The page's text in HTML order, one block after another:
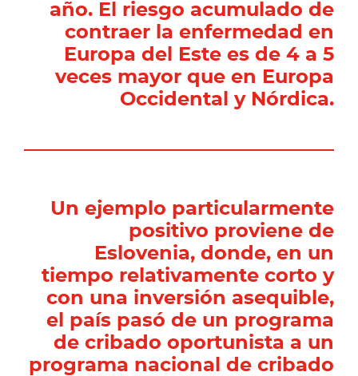
año. El riesgo acumulado de
contraer la enfermedad en
Europa del Este es de 4 a 5
veces mayor que en Europa
Occidental y Nórdica.
Un ejemplo particularmente
positivo proviene de
Eslovenia, donde, en un
tiempo relativamente corto y
con una inversión asequible,
el país pasó de un programa
de cribado oportunista a un
programa nacional de cribado